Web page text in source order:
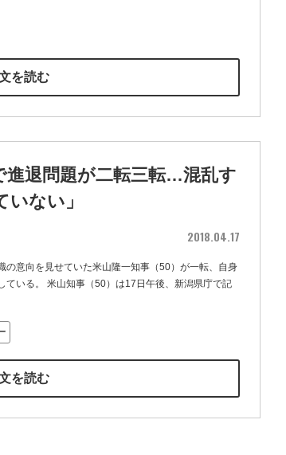
を読む
進退問題が二転三転…混乱す
ない」
2018.04.17
意向を見せていた米山隆一知事（50）が一転、自身
ている。 米山知事（50）は17日午後、新潟県庁で記
を読む